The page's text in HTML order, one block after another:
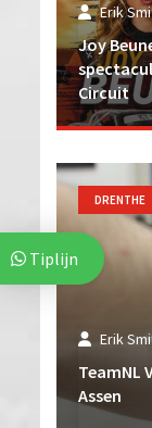
Erik
Joy
Circuit
Erik
TeamNL
Assen
DRENTHE
Tiplijn